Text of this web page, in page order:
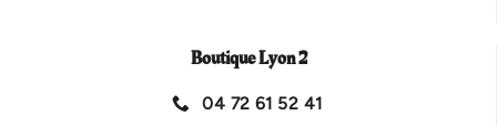
Boutique Lyon 2
04 72 61 52 41